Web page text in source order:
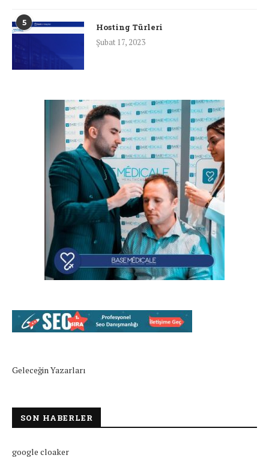
5
Hosting Türleri
Şubat 17, 2023
Geleceğin Yazarları
SON HABERLER
google cloaker